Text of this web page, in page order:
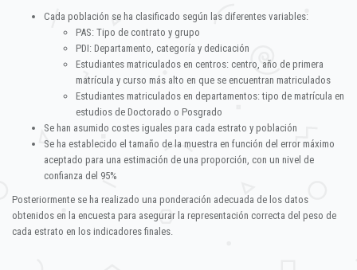
Cada población se ha clasificado según las diferentes variables:
PAS: Tipo de contrato y grupo
PDI: Departamento, categoría y dedicación
Estudiantes matriculados en centros: centro, año de primera
matrícula y curso más alto en que se encuentran matriculados
Estudiantes matriculados en departamentos: tipo de matrícula en
estudios de Doctorado o Posgrado
Se han asumido costes iguales para cada estrato y población
Se ha establecido el tamaño de la muestra en función del error máximo
aceptado para una estimación de una proporción, con un nivel de
confianza del 95%
Posteriormente se ha realizado una ponderación adecuada de los datos
obtenidos en la encuesta para asegurar la representación correcta del peso de
cada estrato en los indicadores finales.